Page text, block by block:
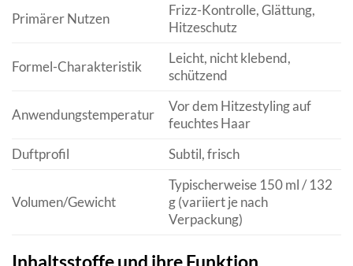
Primärer Nutzen
Frizz-Kontrolle, Glättung,
Hitzeschutz
Formel-Charakteristik
Leicht, nicht klebend,
schützend
Anwendungstemperatur
Vor dem Hitzestyling auf
feuchtes Haar
Duftprofil
Subtil, frisch
Volumen/Gewicht
Typischerweise 150 ml / 132
g (variiert je nach
Verpackung)
Inhaltsstoffe und ihre Funktion